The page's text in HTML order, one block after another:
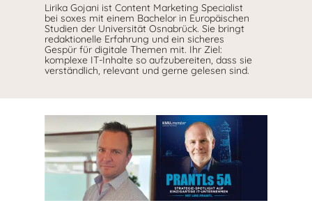
Lirika Gojani ist Content Marketing Specialist
bei soxes mit einem Bachelor in Europäischen
Studien der Universität Osnabrück. Sie bringt
redaktionelle Erfahrung und ein sicheres
Gespür für digitale Themen mit. Ihr Ziel:
komplexe IT-Inhalte so aufzubereiten, dass sie
verständlich, relevant und gerne gelesen sind.